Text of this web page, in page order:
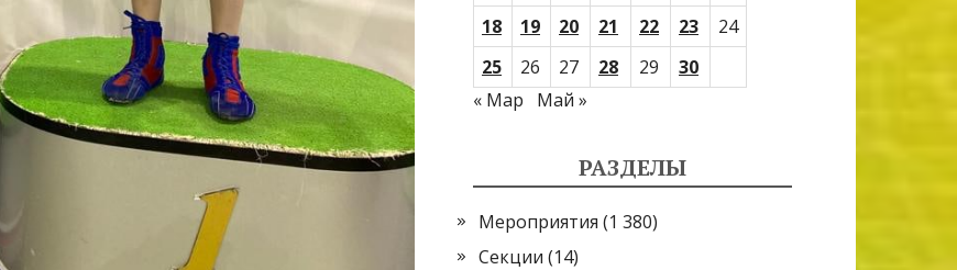
18
19 20 21 22 23
24
25
26 27 28 29
30
« Мар
Май »
РАЗДЕЛЫ
Мероприятия (1 380)
Секции (14)